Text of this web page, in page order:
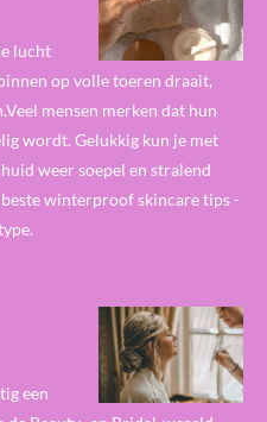
lucht
op volle toeren draait,
mensen merken dat hun
wordt. Gelukkig kun je met
weer soepel en stralend
winterproof skincare tips -
een